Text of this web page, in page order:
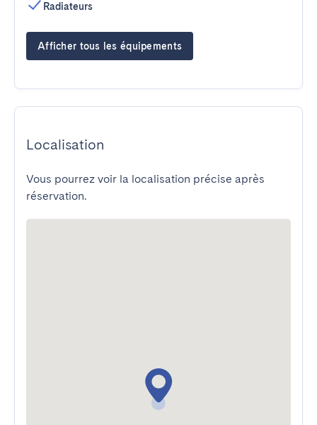
Radiateurs
Afficher tous les équipements
Localisation
Vous pourrez voir la localisation précise après
réservation.